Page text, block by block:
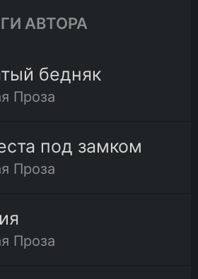
АВТОРА
бедняк
Проза
под замком
Проза
Проза